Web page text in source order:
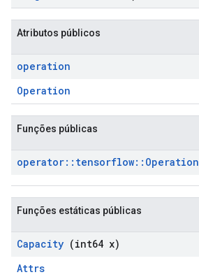
Atributos públicos
operation
Operation
Funções públicas
operator:: tensorflow:: Operation
Funções estáticas públicas
Capacity (int64 x)
Attrs